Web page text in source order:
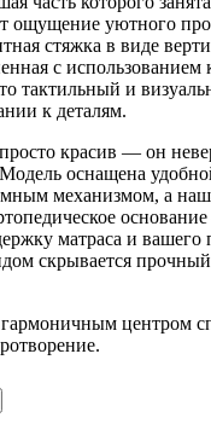
ощущение уютного
стяжка в виде
с использованием
тактильный и
к деталям.
красив — он
оснащена
механизмом, а
матраса и вашего
скрывается
центром